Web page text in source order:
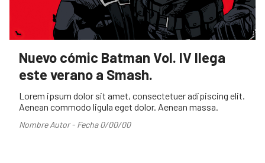
Nuevo cómic Batman Vol. IV llega
este verano a Smash.
Lorem ipsum dolor sit amet, consectetuer adipiscing elit.
Aenean commodo ligula eget dolor. Aenean massa.
Nombre Autor - Fecha 0/00/00